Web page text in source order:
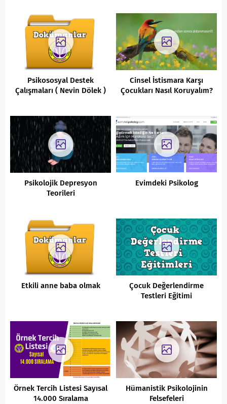
Psikososyal Destek
Çalışmaları ( Nevin Dölek )
Cinsel İstismara Karşı
Çocukları Nasıl Koruyalım?
Psikolojik Depresyon
Teorileri
Evimdeki Psikolog
Etkili anne baba olmak
Çocuk Değerlendirme
Testleri Eğitimi
Örnek Tercih Listesi Sayısal
14.000 Sıralama
Hümanistik Psikolojinin
Felsefeleri